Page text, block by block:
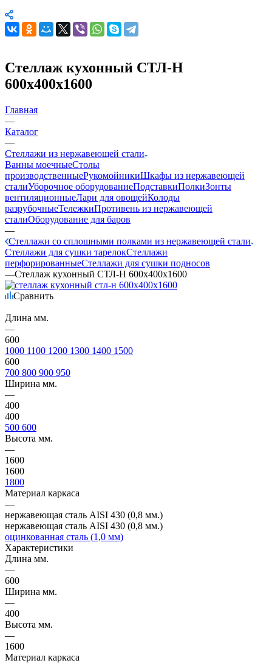
Стеллаж кухонный СТЛ-Н
600х400х1600
Главная
—
Каталог
—
Стеллажи из нержавеющей стали
Ванны моечныеСтолы
производственныеРукомойникиШкафы из нержавеющей
сталиУборочное оборудованиеПодставкиПолкиЗонты
вентиляционныеЛари для овощейКолоды
разрубочныеТележкиПротивень из нержавеющей
сталиОборудование для баров
—
Стеллажи со сплошными полками из нержавеющей стали
Стеллажи для сушки тарелокСтеллажи
перфорированныеСтеллажи для сушки подносов
—Стеллаж кухонный СТЛ-Н 600х400х1600
Сравнить
Длина мм.
—
600
1000 1100 1200 1300 1400 1500
600
700 800 900 950
Ширина мм.
—
400
400
500 600
Высота мм.
—
1600
1600
1800
Материал каркаса
—
нержавеющая сталь AISI 430 (0,8 мм.)
нержавеющая сталь AISI 430 (0,8 мм.)
оцинкованная сталь (1,0 мм)
Характеристики
Длина мм.
—
600
Ширина мм.
—
400
Высота мм.
—
1600
Материал каркаса